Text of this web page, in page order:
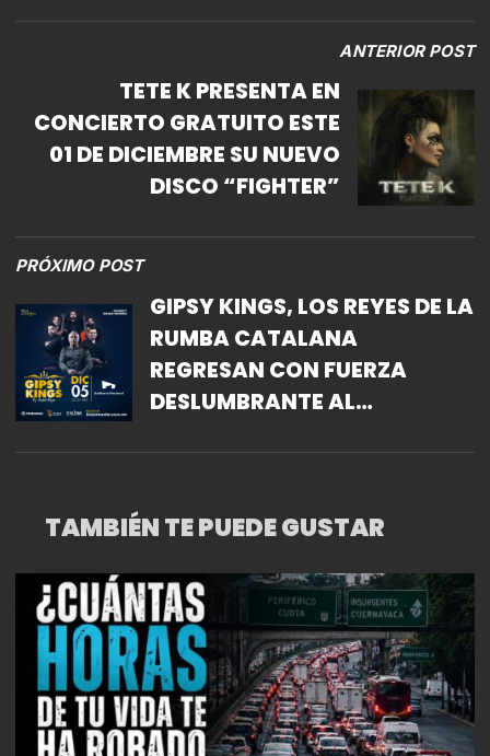
ANTERIOR POST
TETE K PRESENTA EN
CONCIERTO GRATUITO ESTE
01 DE DICIEMBRE SU NUEVO
DISCO “FIGHTER”
PRÓXIMO POST
GIPSY KINGS, LOS REYES DE LA
RUMBA CATALANA
REGRESAN CON FUERZA
DESLUMBRANTE AL
TAMBIÉN TE PUEDE GUSTAR